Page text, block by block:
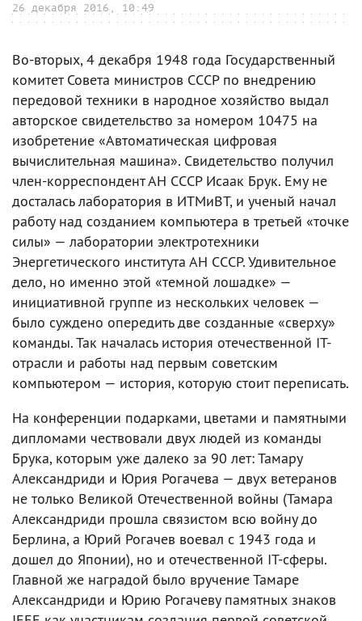
26 декабря 2016, 10:49
Во-вторых, 4 декабря 1948 года Государственный
комитет Совета министров СССР по внедрению
передовой техники в народное хозяйство выдал
авторское свидетельство за номером 10475 на
изобретение «Автоматическая цифровая
вычислительная машина». Свидетельство получил
член-корреспондент АН СССР Исаак Брук. Ему не
досталась лаборатория в ИТМиВТ, и ученый начал
работу над созданием компьютера в третьей «точке
силы» — лаборатории электротехники
Энергетического института АН СССР. Удивительное
дело, но именно этой «темной лошадке» —
инициативной группе из нескольких человек —
было суждено опередить две созданные «сверху»
команды. Так началась история отечественной IT-
отрасли и работы над первым советским
компьютером — история, которую стоит переписать.
На конференции подарками, цветами и памятными
дипломами чествовали двух людей из команды
Брука, которым уже далеко за 90 лет: Тамару
Александриди и Юрия Рогачева — двух ветеранов
не только Великой Отечественной войны (Тамара
Александриди прошла связистом всю войну до
Берлина, а Юрий Рогачев воевал с 1943 года и
дошел до Японии), но и отечественной IT-сферы.
Главной же наградой было вручение Тамаре
Александриди и Юрию Рогачеву памятных знаков